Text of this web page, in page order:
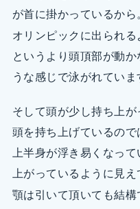
が首に掛かっているから
オリンピックに出られ
というより頭頂部が動
うな感じで泳がれていま
そして頭が少し持ち上が
頭を持ち上げているの
上半身が浮き易くなっ
上がっているように見
顎は引いて頂いても結